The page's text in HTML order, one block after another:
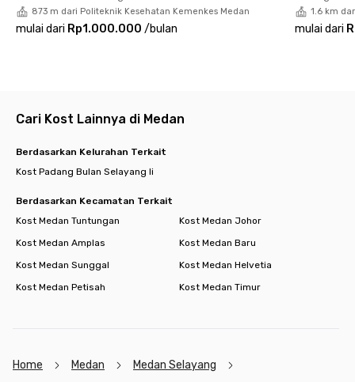
873 m dari Politeknik Kesehatan Kemenkes Medan
mulai dari Rp1.000.000 /bulan
1.6 km
mulai dari
Cari Kost Lainnya di Medan
Berdasarkan Kelurahan Terkait
Kost Padang Bulan Selayang Ii
Berdasarkan Kecamatan Terkait
Kost Medan Tuntungan
Kost Medan Johor
Kost Medan Amplas
Kost Medan Baru
Kost Medan Sunggal
Kost Medan Helvetia
Kost Medan Petisah
Kost Medan Timur
Home Medan
Medan Selayang